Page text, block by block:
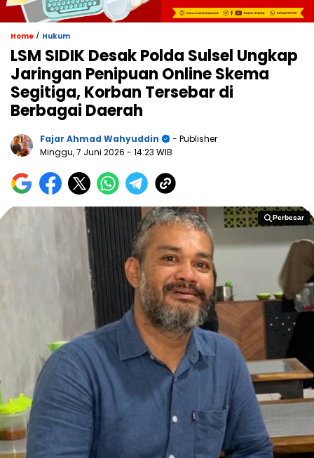
Home / Hukum
LSM SIDIK Desak Polda Sulsel Ungkap
Jaringan Penipuan Online Skema
Segitiga, Korban Tersebar di
Berbagai Daerah
Fajar Ahmad Wahyuddin
- Publisher
Minggu, 7 Juni 2026 - 14:23 WIB
Perbesar
Perbesar